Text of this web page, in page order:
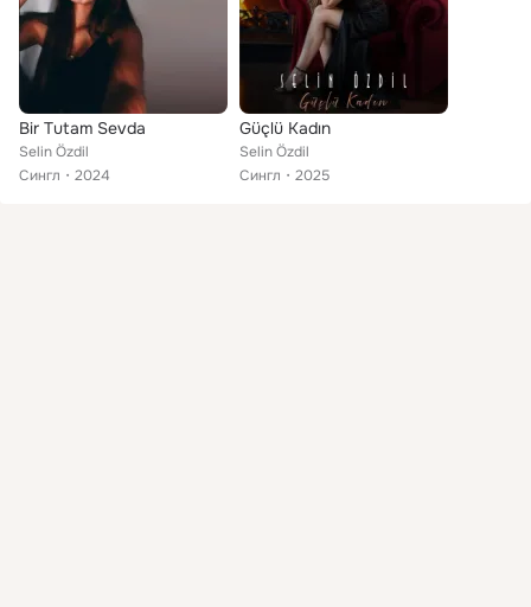
Bir Tutam Sevda
Selin Özdil
Сингл
2024
Güçlü Kadın
Selin Özdil
Сингл
2025